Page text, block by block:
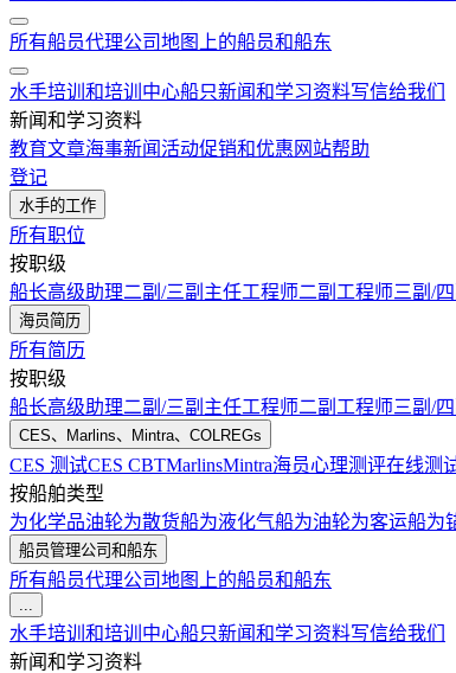
所有船员代理公司地图上的船员和船东
水手培训和培训中心船只新闻和学习资料写信给我们
新闻和学习资料
教育文章海事新闻活动促销和优惠 网站帮助
登记
水手的工作
所有职位
按职级
船长高级助理二副/三副 主任工程师二副工程师三副/
海员简历
所有简历
按职级
船长高级助理二副/三副 主任工程师二副工程师三副/
CES、Marlins、Mintra、COLREGs
CES 测试CES CBTMarlinsMintra海员心理测评在线测
按船舶类型
为化学品油轮为散货船为液化气船为油轮为客运船为
船员管理公司和船东
所有船员代理公司地图上的船员和船东
...
水手培训和培训中心船只新闻和学习资料写信给我们
新闻和学习资料